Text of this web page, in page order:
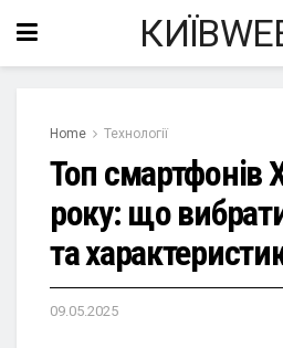
Home Технології
Топ смартфонів
року: що
та
09.05.2025